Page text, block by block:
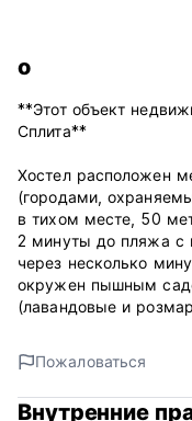
о
**Этот объект
Сплита**
Хостел расположен
(городами,
в тихом месте, 50
2 минуты до пляжа
через несколько
окружен пышным
(лавандовые и
терраса с мебелью
расслабиться и
хостела
кухня с
Пожаловаться
Внутренние